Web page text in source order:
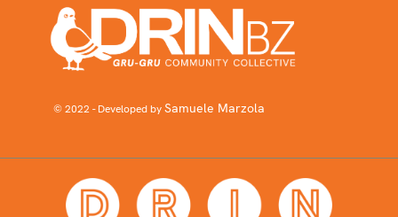
© 2022 - Developed bySamuele Marzola